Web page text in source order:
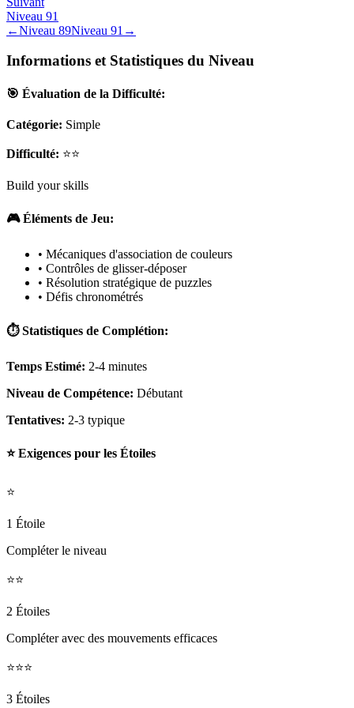
Niveau 91
←Niveau 89Niveau 91 →
Informations et Statistiques du Niveau
🎯 Évaluation de la Difficulté:
Catégorie: Simple
Difficulté: ⭐⭐
Build your skills
🎮 Éléments de Jeu:
• Mécaniques d'association de couleurs
• Contrôles de glisser-déposer
• Résolution stratégique de puzzles
• Défis chronométrés
⏱️ Statistiques de Complétion:
Temps Estimé: 2-4 minutes
Niveau de Compétence: Débutant
Tentatives: 2-3 typique
⭐ Exigences pour les Étoiles
⭐
1 Étoile
Compléter le niveau
⭐⭐
2 Étoiles
Compléter avec des mouvements efficaces
⭐⭐⭐
3 Étoiles